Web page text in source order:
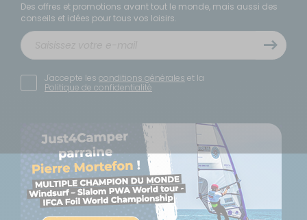
Des offres et promotions avant tout le monde, mais aussi des
conseils et idées pour tous vos loisirs.
J'accepte les conditions générales et la
Politique de confidentialité